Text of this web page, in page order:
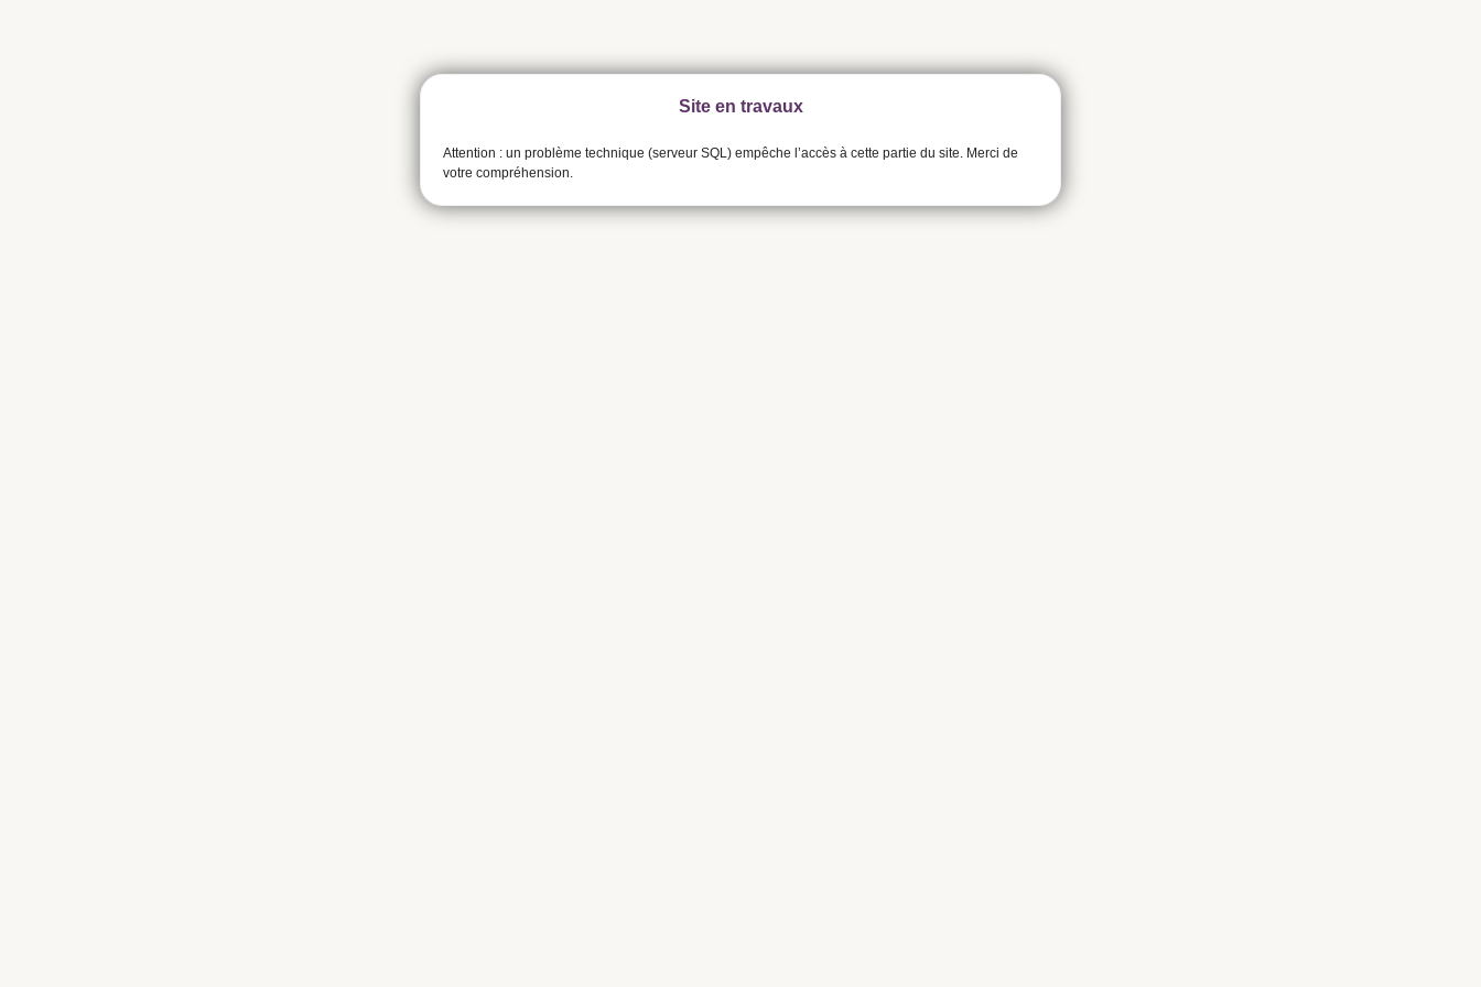
Site en travaux
Attention : un problème technique (serveur SQL) empêche l’accès à cette partie du site. Merci de
votre compréhension.